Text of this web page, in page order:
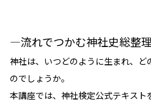
―流れでつかむ神社史総整
神社は、いつどのように生まれ、ど
のでしょうか。
本講座では、神社検定公式テキスト